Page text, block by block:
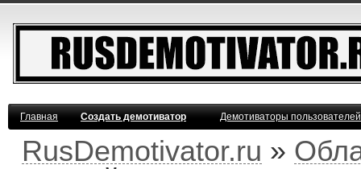
Главная Создать демотиватор Демотиваторы
RusDemotivator.ru »